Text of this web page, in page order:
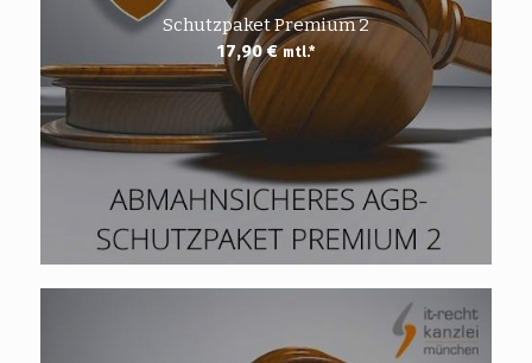
Schutzpaket Premium 2
17,90€ mtl.*